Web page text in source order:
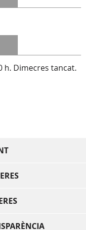
h. Dimecres tancat.